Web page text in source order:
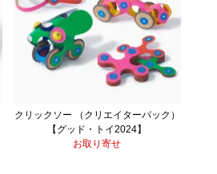
クリックソー （クリエイターパック）
【グッド・トイ2024】
お取り寄せ